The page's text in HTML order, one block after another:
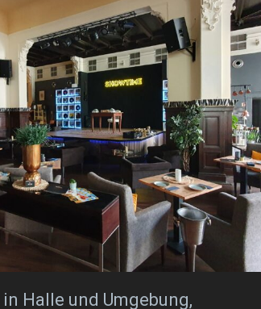
Halle und Umgebung,